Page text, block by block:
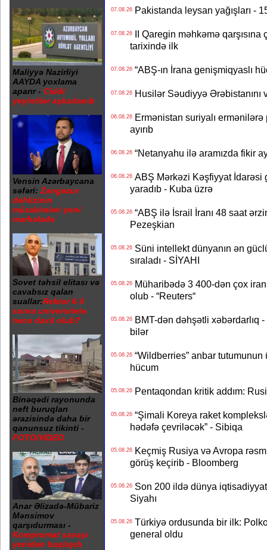
Maliyyə Nazirliyi
AAYDA yoxlama
aparır - Ciddi
yeyintilər aşkarlanıb
Vensin Azərbaycana
səfəri: Zəngəzur
dəhlizinin
müzakirələri yeni
mərhələdə
Sovet təhsil elitası və
cavabsız qalan
suallar:Rektor 6 il
sonra universitetə
necə daxil olub?
Binəqədi rayonunda
neft buruqları
ərazisində daha bir
qanunsuz tikinti -
FOTO/VİDEO
Anar Əlizadə-Mübariz
Mənsimov
qarşıdurması -
Kompromat savaşı
yenidən başlayıb
07.08.26Pakistanda leysan yağışları -
07.08.26II Qaregin məhkəmə qarşısına
tarixində ilk
07.08.26“ABŞ-ın İrana genişmiqyaslı
07.08.26Husilər Səudiyyə Ərəbistanını
06.08.26Ermənistan suriyalı ermənilərə
ayırıb
06.08.26“Netanyahu ilə aramızda fikir
06.08.26ABŞ Mərkəzi Kəşfiyyat İdarəsi
yaradıb - Kuba üzrə
05.08.26“ABŞ ilə İsrail İranı 48 saat
Pezeşkian
05.08.26Süni intellekt dünyanın ən
sıraladı - SİYAHI
05.08.26Müharibədə 3 400-dən çox
olub - “Reuters“
05.08.26BMT-dən dəhşətli xəbərdarlıq
bilər
05.08.26“Wildberries” anbar tutumunun
hücum
05.08.26Pentaqondan kritik addım:
05.08.26“Şimali Koreya raket
hədəfə çevriləcək” - Sibiqa
05.08.26Keçmiş Rusiya və Avropa
görüş keçirib - Bloomberg
05.08.26Son 200 ildə dünya
Siyahı
05.08.26Türkiyə ordusunda bir ilk:
general oldu